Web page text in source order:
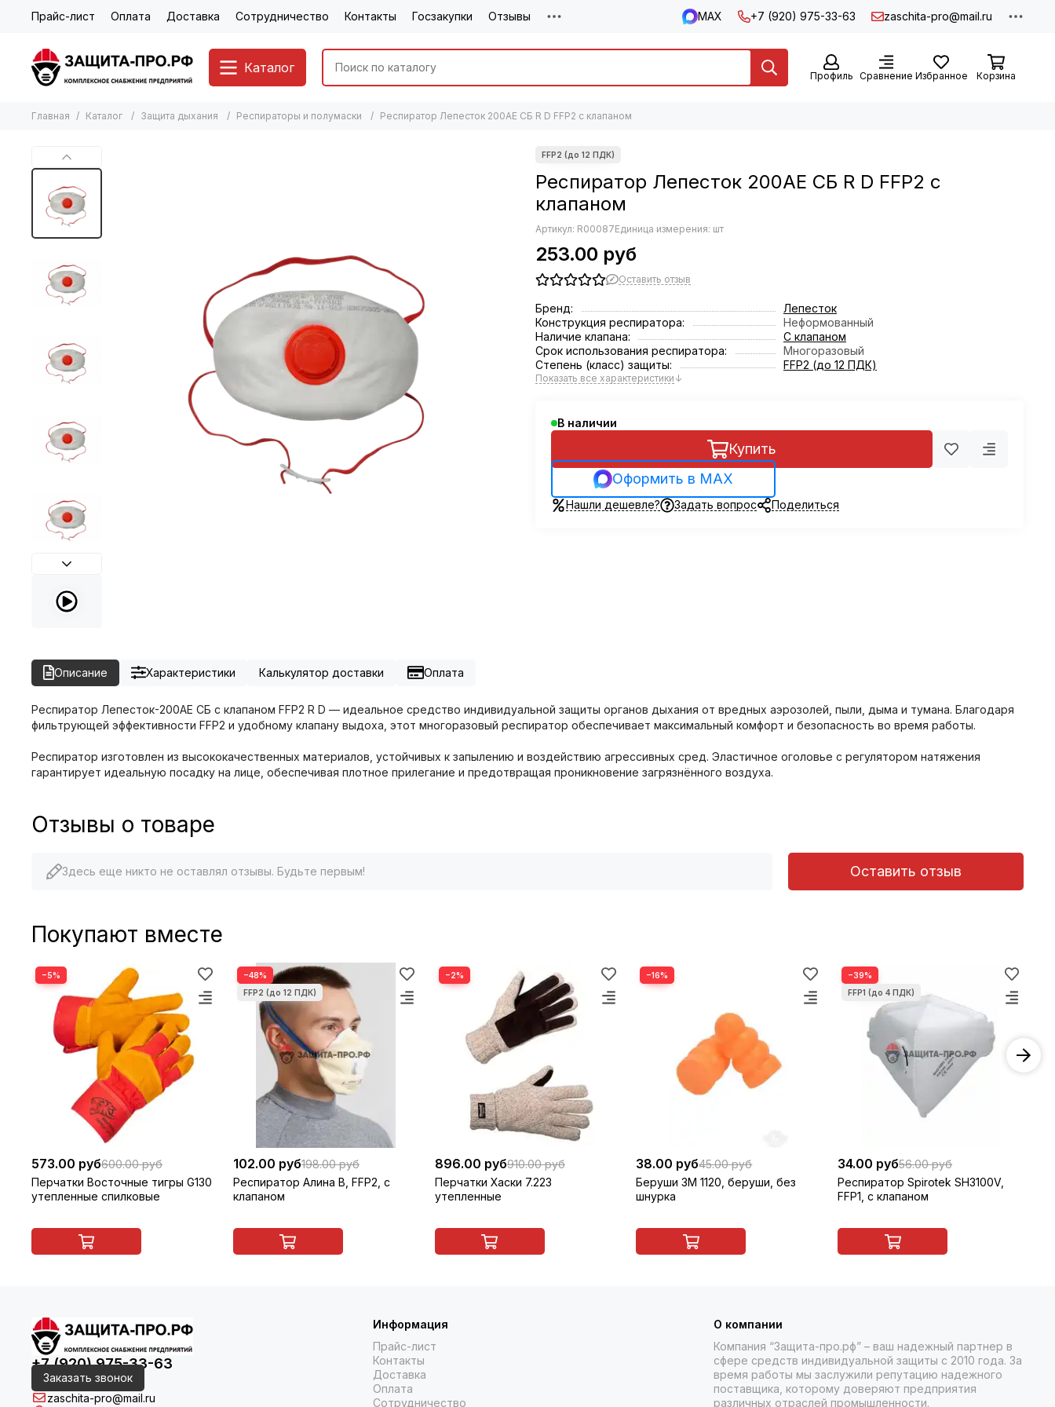
Прайс-лист Оплата Доставка Сотрудничество Контакты Госзакупки Отзывы MAX +7 (920) 975-33-63 zaschita-pro@mail.ru
Каталог
Профиль Сравнение Избранное Корзина
Главная Каталог Защита дыхания Респираторы и полумаски Респиратор Лепесток 200АЕ СБ R D FFP2 с клапаном
Респиратор Лепесток 200АЕ СБ R D FFP2 с
клапаном
Артикул: R00087Единица измерения: шт
253.00 руб
Оставить отзыв
Бренд:
Лепесток
Конструкция респиратора:
Неформованный
Наличие клапана:
С клапаном
Срок использования респиратора:
Многоразовый
Степень (класс) защиты:
FFP2 (до 12 ПДК)
Показать все характеристики ↓
В наличии
Купить
Оформить в MAX
Нашли дешевле? Задать вопрос Поделиться
Описание Характеристики Калькулятор доставки Оплата
Респиратор Лепесток-200АЕ СБ с клапаном FFP2 R D — идеальное средство индивидуальной защиты органов дыхания от вредных аэрозолей, пыли, дыма и тумана. Благодаря
фильтрующей эффективности FFP2 и удобному клапану выдоха, этот многоразовый респиратор обеспечивает максимальный комфорт и безопасность во время работы.
Респиратор изготовлен из высококачественных материалов, устойчивых к запылению и воздействию агрессивных сред. Эластичное оголовье с регулятором натяжения
гарантирует идеальную посадку на лице, обеспечивая плотное прилегание и предотвращая проникновение загрязнённого воздуха.
Отзывы о товаре
Здесь еще никто не оставлял отзывы. Будьте первым! Оставить отзыв
Покупают вместе
−5%
573.00 руб600.00 руб
Перчатки Восточные тигры G130
утепленные спилковые
−48%
102.00 руб198.00 руб
Респиратор Алина В, FFP2, с
клапаном
−2%
896.00 руб910.00 руб
Перчатки Хаски 7.223
утепленные
−16%
38.00 руб45.00 руб
Беруши 3M 1120, беруши, без
шнурка
−39%
34.00 руб56.00 руб
Респиратор Spirotek SH3100V,
FFP1, с клапаном
+7 (920) 975-33-63
Заказать звонок
zaschita-pro@mail.ru
Информация
Прайс-лист
Контакты
Доставка
Оплата
Сотрудничество
О компании
Компания “Защита-про.рф” – ваш надежный партнер в
сфере средств индивидуальной защиты с 2010 года. За
время работы мы заслужили репутацию надежного
поставщика, которому доверяют предприятия
различных отраслей промышленности.